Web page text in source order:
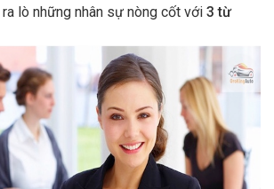
lò những nhân sự nòng cốt với 3 từ